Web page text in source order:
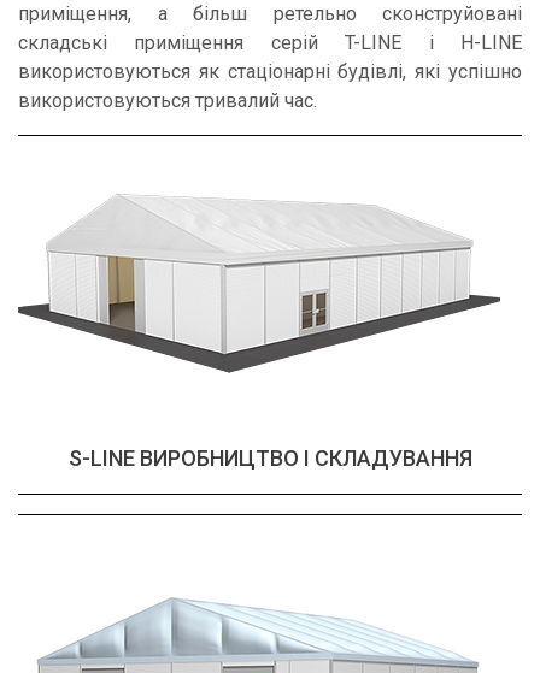
приміщення, а більш ретельно сконструйовані
складські приміщення серій T-LINE і H-LINE
використовуються як стаціонарні будівлі, які успішно
використовуються тривалий час.
S-LINE ВИРОБНИЦТВО І СКЛАДУВАННЯ